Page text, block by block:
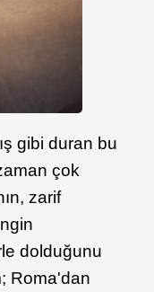
gibi duran bu
çok
zarif
dolduğunu
Roma'dan